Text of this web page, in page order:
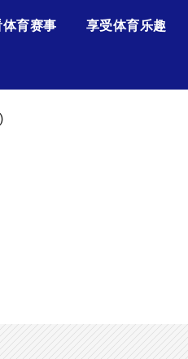
体育赛事 享受体育乐趣